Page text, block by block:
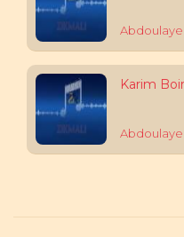
Karim